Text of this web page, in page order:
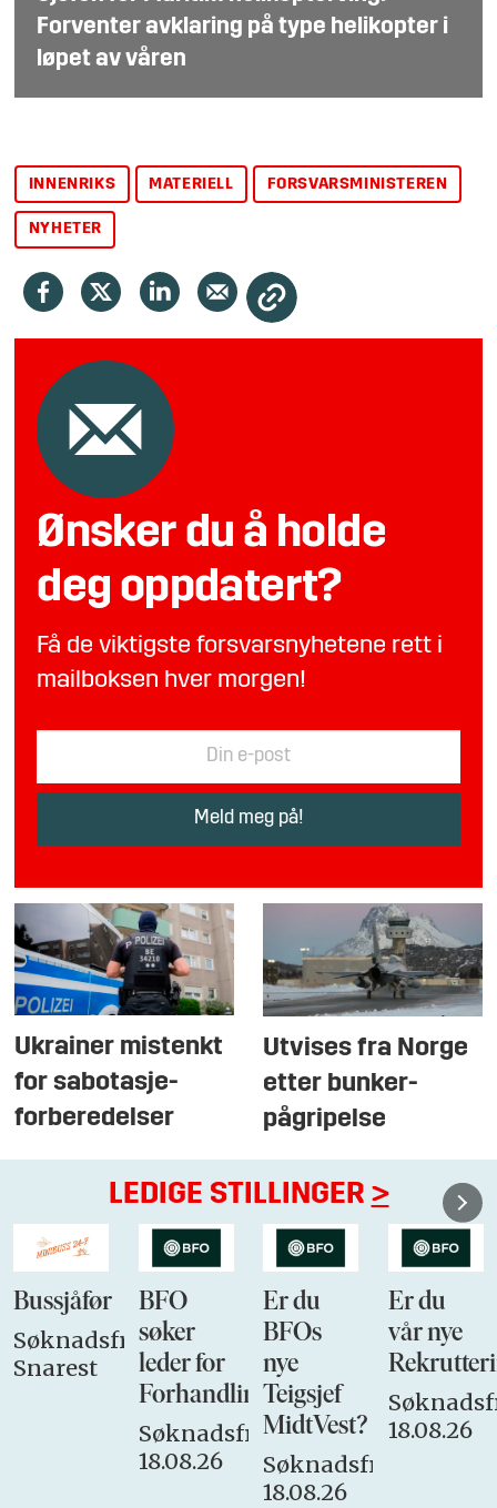
Forventer avklaring på type helikopter i
løpet av våren
INNENRIKS MATERIELL FORSVARSMINISTEREN
NYHETER
Ønsker du å holde
deg oppdatert?
Få de viktigste forsvarsnyhetene rett i
mailboksen hver morgen!
Ukrainer mistenkt
for sabotasje-
forberedelser
Utvises fra Norge
etter bunker-
pågripelse
LEDIGE STILLINGER >
Bussjåfør
Søknadsfrist:
Snarest
BFO
søker
leder for
Forhandlingsutvalget
Søknadsfrist:
18.08.26
Er du
BFOs
nye
Teigsjef
MidtVest?
Søknadsfrist:
18.08.26
Er du
vår nye
18.08.26